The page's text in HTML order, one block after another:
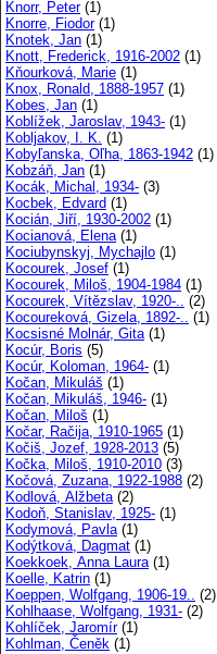
Knorr, Peter(1)
Knorre, Fiodor(1)
Knotek, Jan (1)
Knott, Frederick, 1916-2002 (1)
Kňourková, Marie (1)
Knox, Ronald, 1888-1957 (1)
Kobes, Jan (1)
Koblížek, Jaroslav, 1943- (1)
Kobljakov, I. K. (1)
Kobyľanska, Oľha, 1863-1942 (1)
Kobzáň, Jan (1)
Kocák, Michal, 1934- (3)
Kocbek, Edvard (1)
Kocián, Jiří, 1930-2002 (1)
Kocianová, Elena(1)
Kociubynskyj, Mychajlo (1)
Kocourek, Josef (1)
Kocourek, Miloš, 1904-1984 (1)
Kocourek, Vítězslav, 1920-.. (2)
Kocoureková, Gizela, 1892-.. (1)
Kocsisné Molnár, Gita(1)
Kocúr, Boris (5)
Kocúr, Koloman, 1964- (1)
Kočan, Mikuláš (1)
Kočan, Mikuláš, 1946- (1)
Kočan, Miloš (1)
Kočar, Račija, 1910-1965 (1)
Kočiš, Jozef, 1928-2013 (5)
Kočka, Miloš, 1910-2010 (3)
Kočová, Zuzana, 1922-1988 (2)
Kodlová, Alžbeta(2)
Kodoň, Stanislav, 1925- (1)
Kodymová, Pavla(1)
Kodýtková, Dagmat (1)
Koekkoek, Anna Laura(1)
Koelle, Katrin (1)
Koeppen, Wolfgang, 1906-19.. (2)
Kohlhaase, Wolfgang, 1931- (2)
Kohlíček, Jaromír(1)
Kohlman, Čeněk (1)